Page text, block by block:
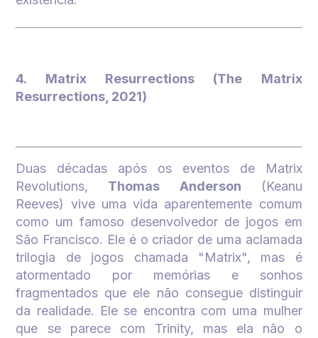
4. Matrix Resurrections (The Matrix
Resurrections, 2021)
Duas décadas após os eventos de
Matrix
Revolutions, Thomas Anderson (Keanu
Reeves) vive uma vida aparentemente comum
como um famoso desenvolvedor de jogos em
São Francisco. Ele é o criador de uma aclamada
trilogia de jogos chamada "Matrix", mas é
atormentado por memórias e sonhos
fragmentados que ele não consegue distinguir
da realidade. Ele se encontra com uma mulher
que se parece com Trinity, mas ela não o